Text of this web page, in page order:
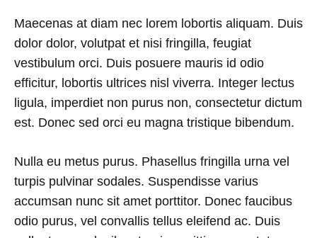
Maecenas at diam nec lorem lobortis aliquam. Duis
dolor dolor, volutpat et nisi fringilla, feugiat
vestibulum orci. Duis posuere mauris id odio
efficitur, lobortis ultrices nisl viverra. Integer lectus
ligula, imperdiet non purus non, consectetur dictum
est. Donec sed orci eu magna tristique bibendum.
Nulla eu metus purus. Phasellus fringilla urna vel
turpis pulvinar sodales. Suspendisse varius
accumsan nunc sit amet porttitor. Donec faucibus
odio purus, vel convallis tellus eleifend ac. Duis